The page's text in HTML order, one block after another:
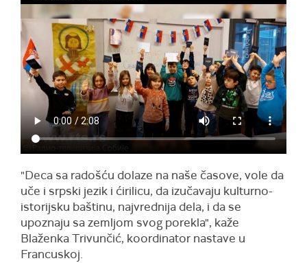
"Deca sa radošću dolaze na naše časove, vole da
uče i srpski jezik i ćirilicu, da izučavaju kulturno-
istorijsku baštinu, najvrednija dela, i da se
upoznaju sa zemljom svog porekla", kaže
Blaženka Trivunčić, koordinator nastave u
Francuskoj.